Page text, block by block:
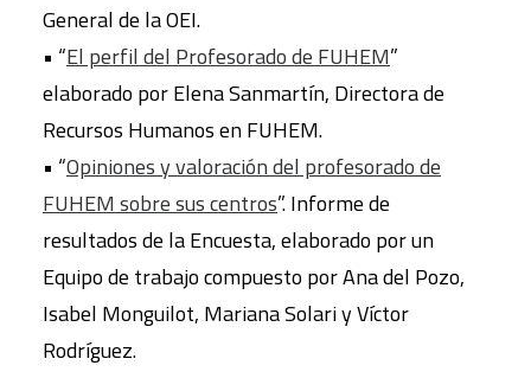
General de la OEI.
• “El perfil del Profesorado de FUHEM”
elaborado por Elena Sanmartín, Directora de
Recursos Humanos en FUHEM.
• “Opiniones y valoración del profesorado de
FUHEM sobre sus centros”. Informe de
resultados de la Encuesta, elaborado por un
Equipo de trabajo compuesto por Ana del Pozo,
Isabel Monguilot, Mariana Solari y Víctor
Rodríguez.